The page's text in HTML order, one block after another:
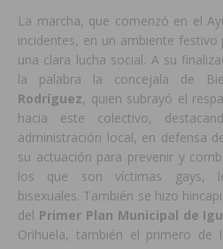
La marcha, que comenzó en el
incidentes, en un ambiente
una clara lucha social. A su
la palabra la concejala de
Rodríguez, quien subrayó el
hacia este colectivo,
administración local, en defensa
su actuación para prevenir y
los que son víctimas gays,
bisexuales. También se hizo
del Primer Plan Municipal de
Orihuela, también el primero de